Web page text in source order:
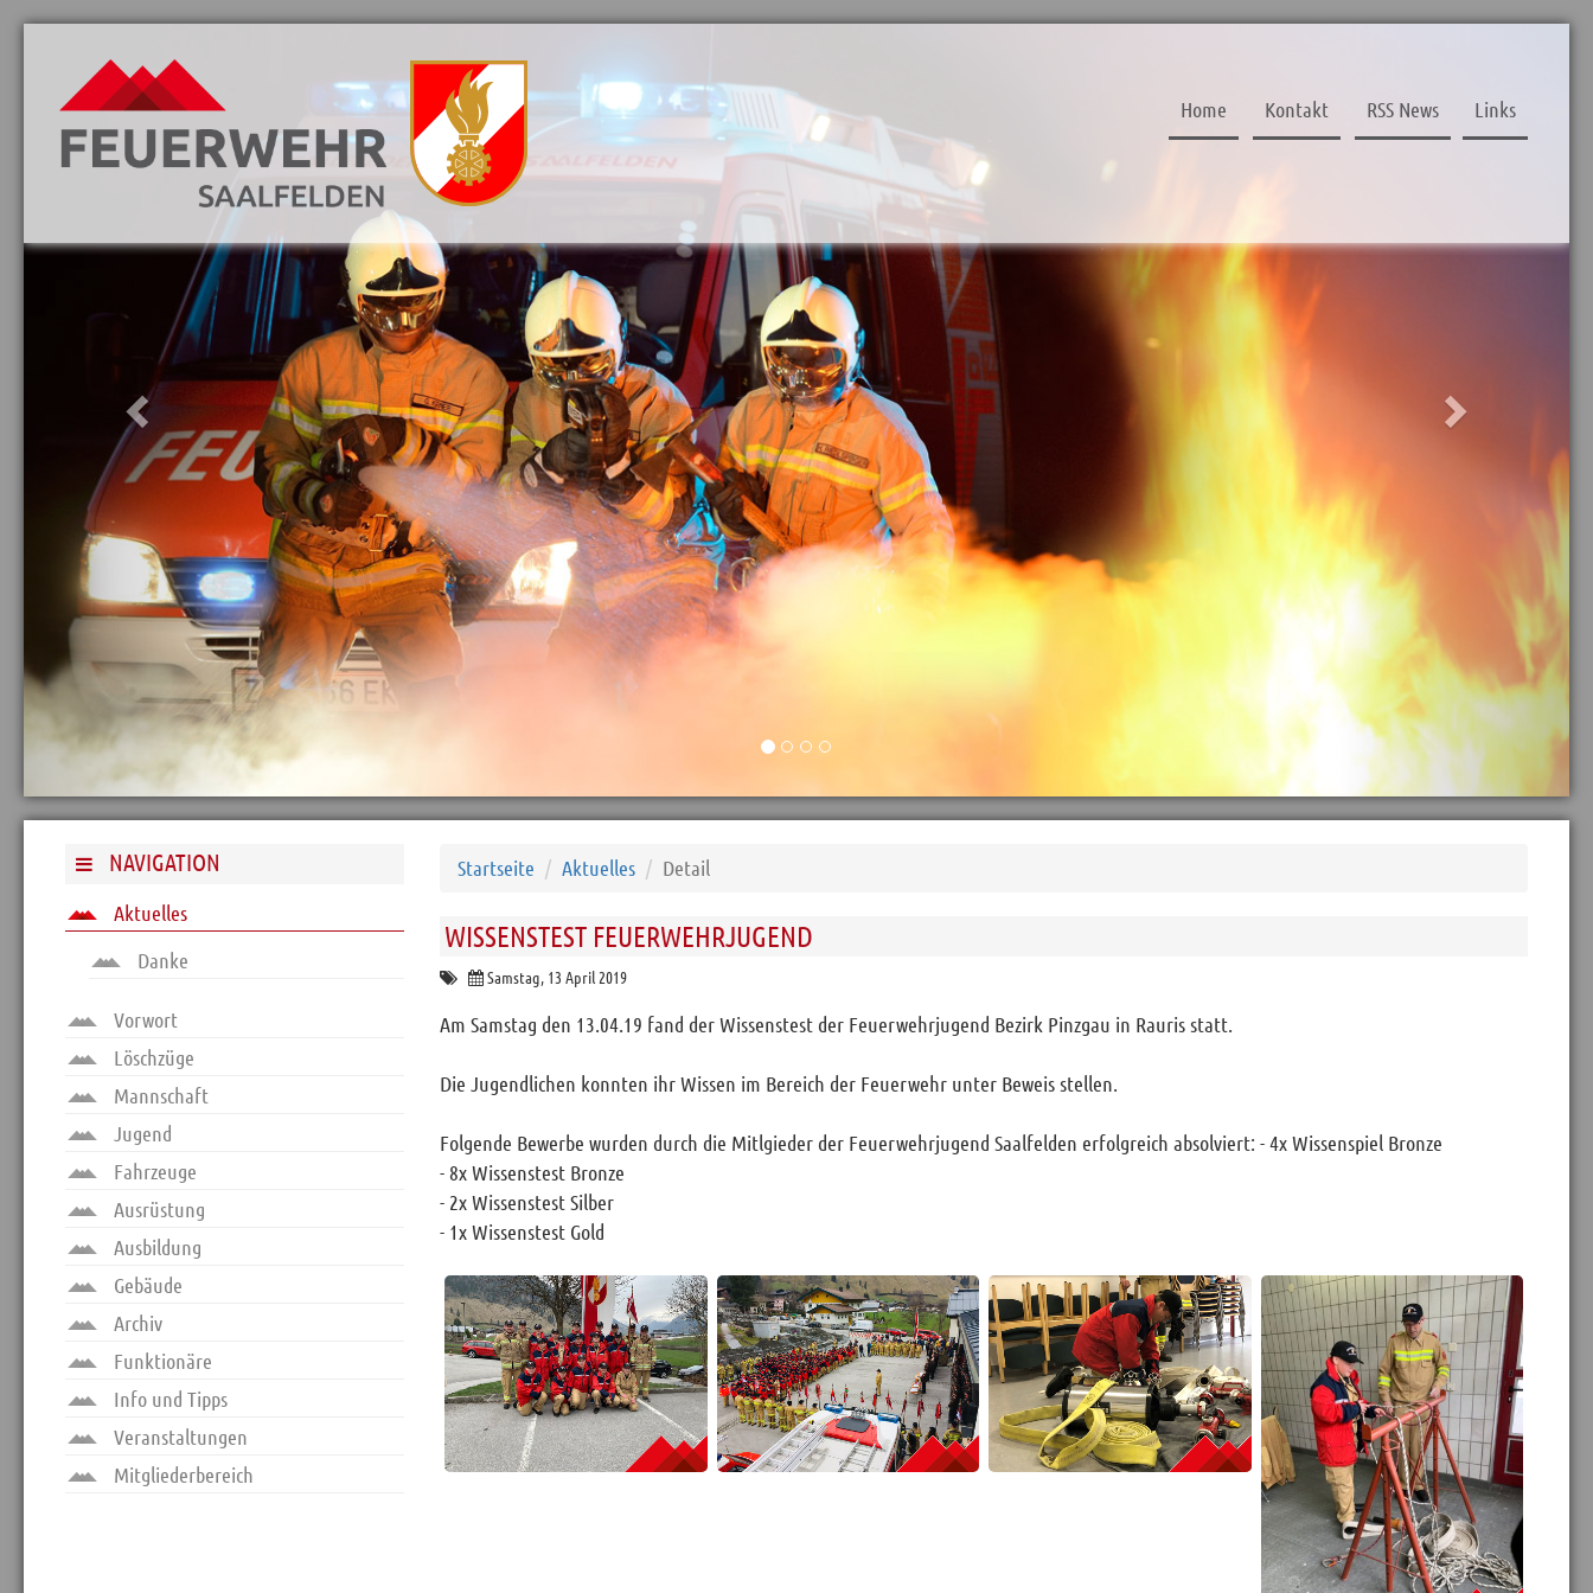
Aktuelles
Vorwort
Mannschaft
Jugend
Fahrzeuge
Ausrüstung
Ausbildung
Gebäude
Archiv
Funktionäre
Veranstaltungen
Mitgliederbereich
Kontakt
Sitemap
RSS News
Links
Datenschutz
Links
RSS News
Kontakt
Home
NAVIGATION
Aktuelles
Danke
Vorwort
Löschzüge
Mannschaft
Jugend
Fahrzeuge
Ausrüstung
Ausbildung
Gebäude
Archiv
Funktionäre
Info und Tipps
Veranstaltungen
Mitgliederbereich
Startseite Aktuelles Detail
WISSENSTEST FEUERWEHRJUGEND
Samstag, 13 April 2019
Am Samstag den 13.04.19 fand der Wissenstest der Feuerwehrjugend Bezirk Pinzgau in Rauris statt.
Die Jugendlichen konnten ihr Wissen im Bereich der Feuerwehr unter Beweis stellen.
Folgende Bewerbe wurden durch die Mitlgieder der Feuerwehrjugend Saalfelden erfolgreich absolviert: - 4x Wissenspiel Bronze
- 8x Wissenstest Bronze
- 2x Wissenstest Silber
- 1x Wissenstest Gold